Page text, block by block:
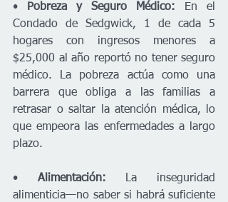
• Pobreza y Seguro Médico: En el
Condado de Sedgwick, 1 de cada 5
hogares con ingresos menores a
$25,000 al año reportó no tener seguro
médico. La pobreza actúa como una
barrera que obliga a las familias a
retrasar o saltar la atención médica, lo
que empeora las enfermedades a largo
plazo.
• Alimentación: La inseguridad
alimenticia—no saber si habrá suficiente